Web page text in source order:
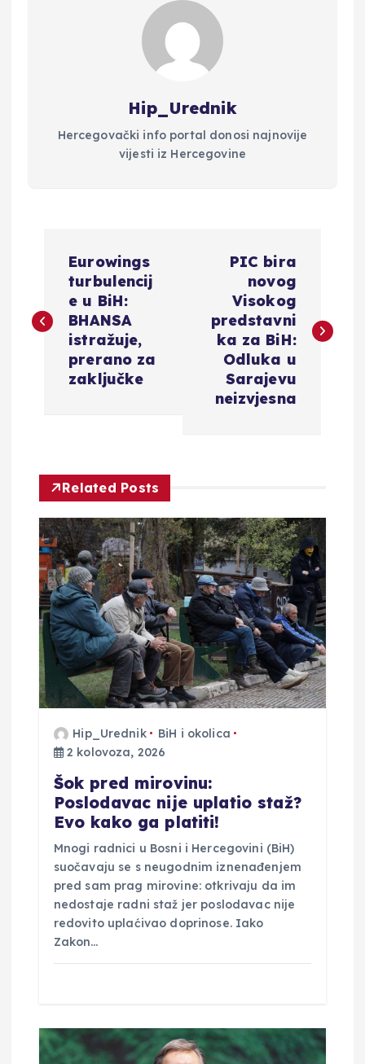
Hip_Urednik
Hercegovački info portal donosi najnovije
vijesti iz Hercegovine
v
c
a
o
b
Eurowings
turbulencij
e u BiH:
BHANSA
istražuje,
prerano za
zaključke
PIC bira
novog
Visokog
predstavni
ka za BiH:
Odluka u
Sarajevu
neizvjesna
Related Posts
Hip_Urednik
BiH i okolica
2 kolovoza, 2026
Šok pred mirovinu:
Poslodavac nije uplatio staž?
Evo kako ga platiti!
Mnogi radnici u Bosni i Hercegovini (BiH)
suočavaju se s neugodnim iznenađenjem
pred sam prag mirovine: otkrivaju da im
nedostaje radni staž jer poslodavac nije
redovito uplaćivao doprinose. Iako
Zakon…